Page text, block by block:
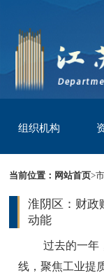
组织机构
当前位置： 网站首页>
淮阴区：财政
动能
过去的一年，
线，聚焦工业提